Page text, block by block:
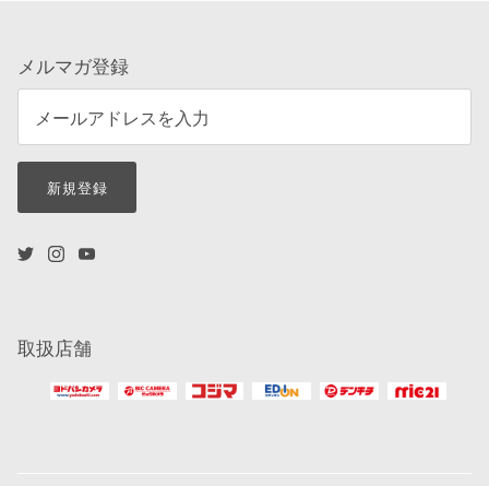
メルマガ登録
新規登録
取扱店舗